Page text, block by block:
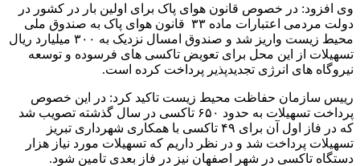
وی افزود: در خصوص قانون هوای پاک برای اولین بار در کشور در
دولت مردمی اعتبارات ماده ۳۳ قانون هوای پاک به صندوق ملی
محیط زیست واریز شد و صندوق امسال نزدیک به ۳۰۰ میلیارد ریال
تسهیلات از این محل برای تعویض تاکسی های فرسوده و توسعه
نیروگاه های انرژی تجدیدپذیر پرداخت کرده است.
رییس سازمان حفاظت محیط زیست تاکید کرد: در این خصوص
پرداخت تسهیلات به حدود ۶۵۰ تاکسی در سال گذشته تصویب شد
که در فاز اول آن برای ۴۹ تاکسی با همکاری شهرداری تبریز
تسهیلات پرداخت شد و در نظر داریم که تسهیلات مورد نیاز هزار
دستگاه تاکسی در شهر اصفهان نیز در فاز بعدی تامین شود.